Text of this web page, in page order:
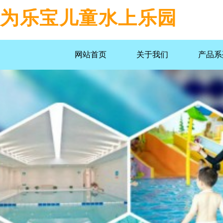
网站首页 关于我们 产品
为乐宝儿童水上乐园